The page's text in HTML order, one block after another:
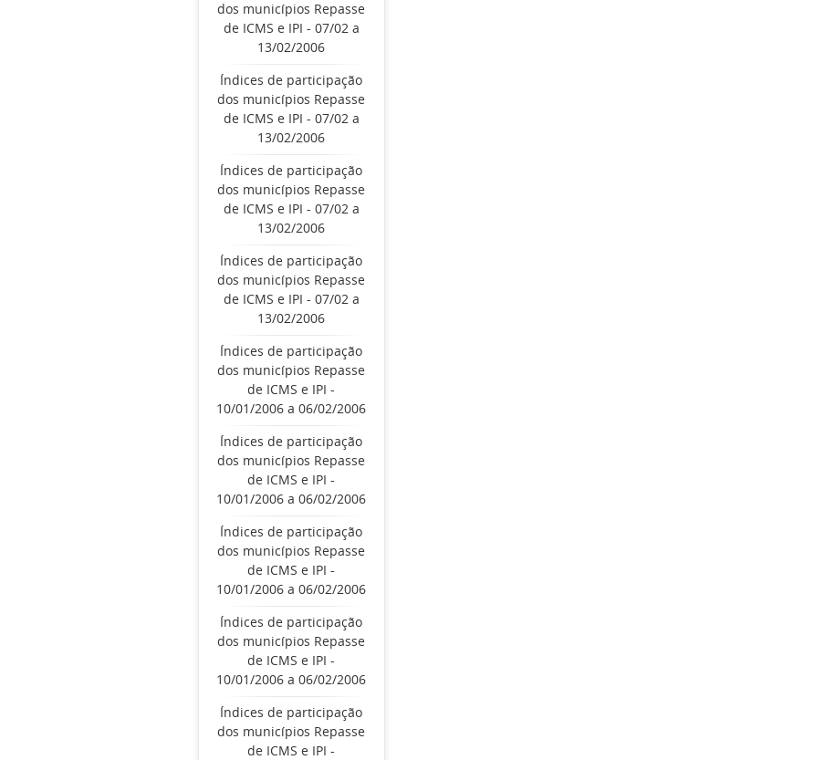
dos municípios Repasse
de ICMS e IPI - 07/02 a
13/02/2006
Índices de participação
dos municípios Repasse
de ICMS e IPI - 07/02 a
13/02/2006
Índices de participação
dos municípios Repasse
de ICMS e IPI - 07/02 a
13/02/2006
Índices de participação
dos municípios Repasse
de ICMS e IPI - 07/02 a
13/02/2006
Índices de participação
dos municípios Repasse
de ICMS e IPI -
10/01/2006 a 06/02/2006
Índices de participação
dos municípios Repasse
de ICMS e IPI -
10/01/2006 a 06/02/2006
Índices de participação
dos municípios Repasse
de ICMS e IPI -
10/01/2006 a 06/02/2006
Índices de participação
dos municípios Repasse
de ICMS e IPI -
10/01/2006 a 06/02/2006
Índices de participação
dos municípios Repasse
de ICMS e IPI -